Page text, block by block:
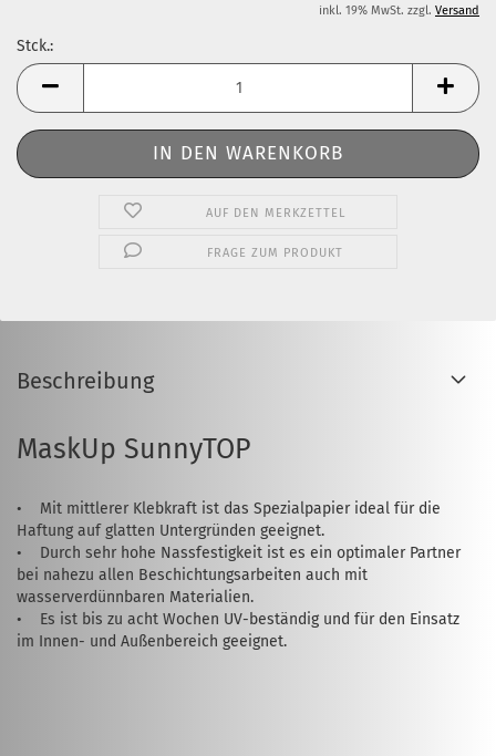
inkl. 19% MwSt. zzgl. Versand
Stck.:
Stck.
AUF DEN MERKZETTEL
FRAGE ZUM PRODUKT
Beschreibung
MaskUp SunnyTOP
• Mit mittlerer Klebkraft ist das Spezialpapier ideal für die
Haftung auf glatten Untergründen geeignet.
• Durch sehr hohe Nassfestigkeit ist es ein optimaler Partner
bei nahezu allen Beschichtungsarbeiten auch mit
wasserverdünnbaren Materialien.
• Es ist bis zu acht Wochen UV-beständig und für den Einsatz
im Innen- und Außenbereich geeignet.